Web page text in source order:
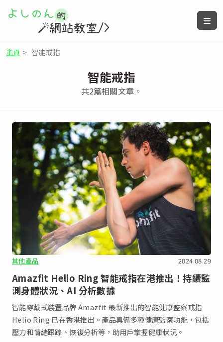
主頁 > 智能戒指
智能戒指
共2篇相關文章。
其他產品 2024.08.29
Amazfit Helio Ring 智能戒指在港推出！持續監
測身體狀況、AI 分析數據
智能穿戴式裝置品牌 Amazfit 最新推出的智能健康監察戒指
Helio Ring 已在香港推出。產品具備多種健康監察功能，包括
壓力和情緒跟踪、恢復分析等，助用戶掌握健康狀況。